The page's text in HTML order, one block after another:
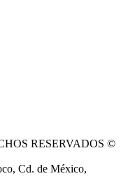
RESERVADOS ©
Cd. de México,